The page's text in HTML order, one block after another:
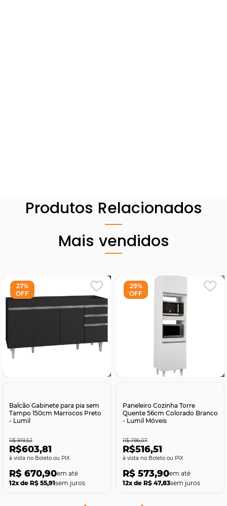
Produtos Relacionados
Mais vendidos
27%
OFF
Balcão Gabinete para pia sem
Tampo 150cm Marrocos Preto
- Lumil
R$603,81
no Boleto ou PIX
R$ 919,52
R$ 670,90
12x de R$ 55,91sem juros
29%
OFF
Paneleiro Cozinha Torre
Quente 56cm Colorado Branco
- Lumil Móveis
R$516,51
no Boleto ou PIX
R$ 786,07
R$ 573,90
12x de R$ 47,83sem juros